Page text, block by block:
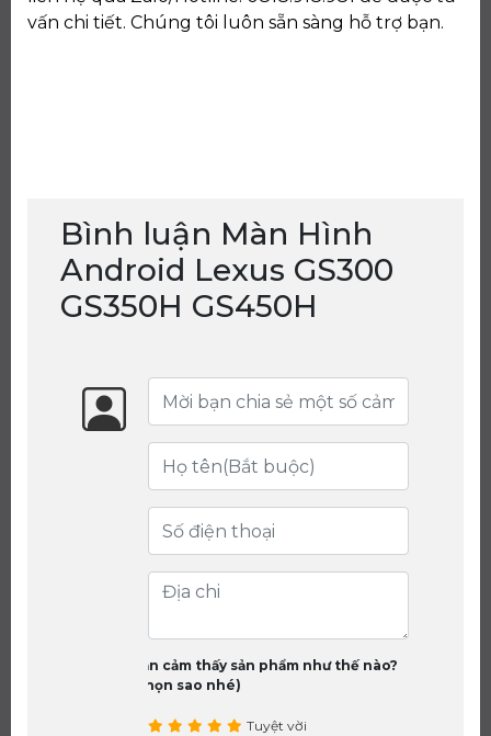
vấn chi tiết. Chúng tôi luôn sẵn sàng hỗ trợ bạn.
Bình luận Màn Hình
Android Lexus GS300
GS350H GS450H
Bạn cảm thấy sản phẩm như thế nào?
(chọn sao nhé)
Tuyệt vời